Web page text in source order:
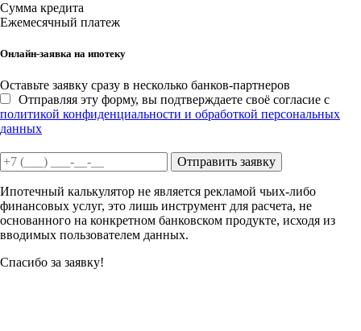
Сумма кредита
Ежемесячный платеж
Онлайн-заявка на ипотеку
Оставьте заявку сразу в несколько банков-партнеров
Отправляя эту форму, вы подтверждаете своё согласие с
политикой конфиденциальности и обработкой персональных
данных
Отправить заявку
Ипотечный калькулятор не является рекламой чьих-либо
финансовых услуг, это лишь инструмент для расчета, не
основанного на конкретном банковском продукте, исходя из
вводимых пользователем данных.
Спасибо за заявку!